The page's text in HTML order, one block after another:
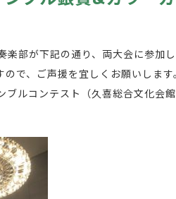
楽部が下記の通り、両大会に参加
で、ご声援を宜しくお願いします。
ルコンテスト（久喜総合文化会館